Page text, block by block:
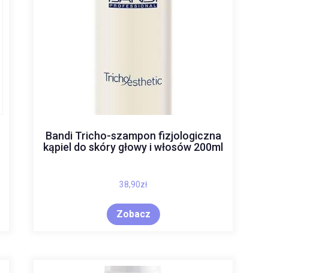
Bandi Tricho-szampon fizjologiczna
kąpiel do skóry głowy i włosów 200ml
38,90zł
Zobacz